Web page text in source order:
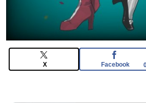
かわかる？
X Facebook